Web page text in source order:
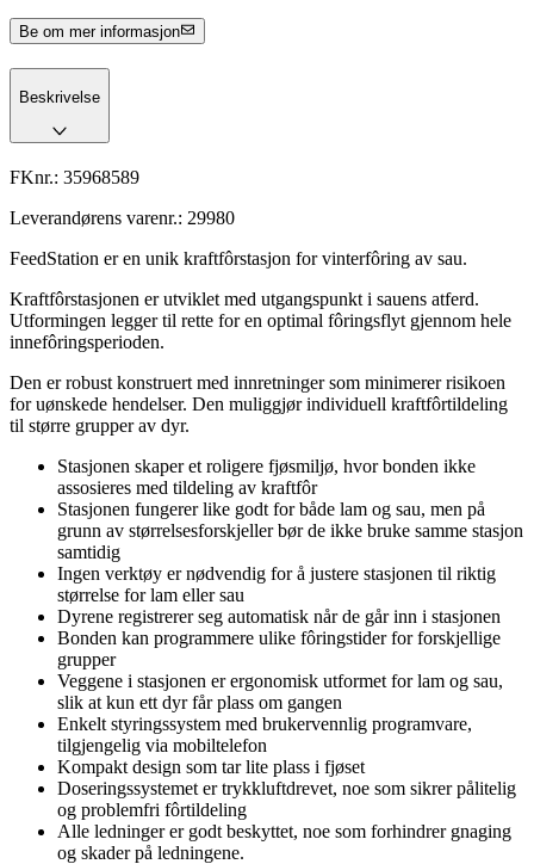
Be om mer informasjon
Beskrivelse
FKnr.: 35968589
Leverandørens varenr.: 29980
FeedStation er en unik kraftfôrstasjon for vinterfôring av sau.
Kraftfôrstasjonen er utviklet med utgangspunkt i sauens atferd.
Utformingen legger til rette for en optimal fôringsflyt gjennom hele
innefôringsperioden.
Den er robust konstruert med innretninger som minimerer risikoen
for uønskede hendelser. Den muliggjør individuell kraftfôrtildeling
til større grupper av dyr.
Stasjonen skaper et roligere fjøsmiljø, hvor bonden ikke
assosieres med tildeling av kraftfôr
Stasjonen fungerer like godt for både lam og sau, men på
grunn av størrelsesforskjeller bør de ikke bruke samme stasjon
samtidig
Ingen verktøy er nødvendig for å justere stasjonen til riktig
størrelse for lam eller sau
Dyrene registrerer seg automatisk når de går inn i stasjonen
Bonden kan programmere ulike fôringstider for forskjellige
grupper
Veggene i stasjonen er ergonomisk utformet for lam og sau,
slik at kun ett dyr får plass om gangen
Enkelt styringssystem med brukervennlig programvare,
tilgjengelig via mobiltelefon
Kompakt design som tar lite plass i fjøset
Doseringssystemet er trykkluftdrevet, noe som sikrer pålitelig
og problemfri fôrtildeling
Alle ledninger er godt beskyttet, noe som forhindrer gnaging
og skader på ledningene.